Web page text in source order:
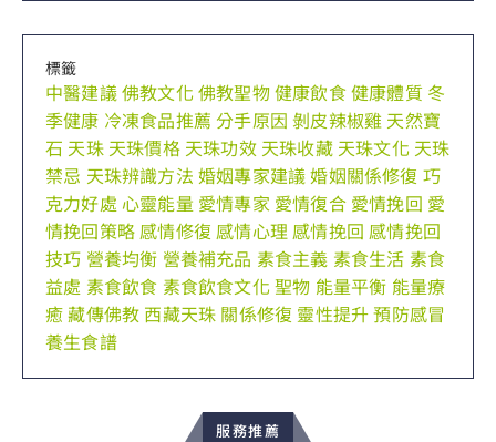
標籤
中醫建議佛教文化佛教聖物健康飲食健康體質 冬
季健康 冷凍食品推薦 分手原因 剝皮辣椒雞 天然寶
石 天珠 天珠價格 天珠功效 天珠收藏 天珠文化 天珠
禁忌 天珠辨識方法 婚姻專家建議婚姻關係修復 巧
克力好處 心靈能量 愛情專家 愛情復合 愛情挽回 愛
情挽回策略 感情修復 感情心理 感情挽回 感情挽回
技巧 營養均衡 營養補充品 素食主義 素食生活 素食
益處 素食飲食 素食飲食文化聖物 能量平衡 能量療
癒藏傳佛教 西藏天珠 關係修復 靈性提升預防感冒
養生食譜
服務推薦